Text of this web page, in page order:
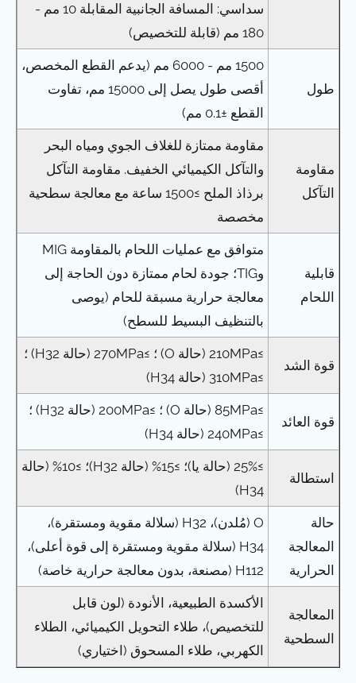
سداسي: المسافة الجانبية المقابلة 10 مم -
180 مم (قابلة للتخصيص)
طول
1500 مم - 6000 مم (يدعم القطع المخصص،
أقصى طول يصل إلى 15000 مم، تفاوت
القطع ±0.1 مم)
مقاومة
التآكل
مقاومة ممتازة للغلاف الجوي ومياه البحر
والتآكل الكيميائي الخفيف. مقاومة التآكل
برذاذ الملح ≥1500 ساعة مع معالجة سطحية
مخصصة
قابلية
اللحام
متوافق مع عمليات اللحام بالمقاومة MIG
وTIG؛ جودة لحام ممتازة دون الحاجة إلى
معالجة حرارية مسبقة للحام (يوصى
بالتنظيف البسيط للسطح)
قوة الشد
≥210MPa (حالة O) ؛ ≥270MPa (حالة H32) ؛
≥310MPa (حالة H34)
قوة العائد
≥85MPa (حالة O) ؛ ≥200MPa (حالة H32) ؛
≥240MPa (حالة H34)
استطالة
≥25% (حالة يا)؛ ≥15% (حالة H32)؛ ≥10% (حالة
H34)
حالة
المعالجة
الحرارية
O (مُلدن)، H32 (سلالة مقوية ومستقرة)،
H34 (سلالة مقوية ومستقرة إلى قوة أعلى)،
H112 (مصنعة، بدون معالجة حرارية خاصة)
المعالجة
السطحية
الأكسدة الطبيعية، الأنودة (لون قابل
للتخصيص)، طلاء التحويل الكيميائي، الطلاء
الكهربي، طلاء المسحوق (اختياري)